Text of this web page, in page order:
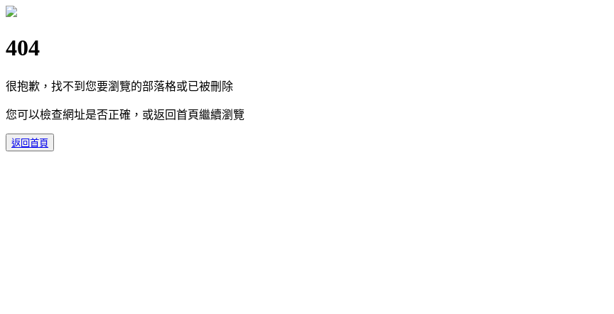
404
很抱歉，找不到您要瀏覽的部落格或已被刪除
您可以檢查網址是否正確，或返回首頁繼續瀏覽
返回首頁